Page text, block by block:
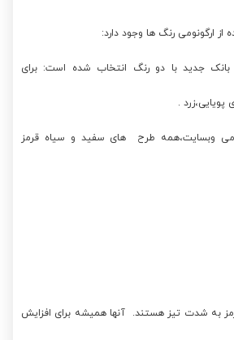
ارگونومی رنگ ها وجود دارد:
بانک جدید با دو رنگ انتخاب شده است: برای
پویایی،زرد .
وبسایت،همه طرح های سفید و سیاه قرمز
به شدت تیز هستند. آنها همیشه برای افزایش